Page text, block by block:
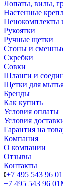
Лопаты, вилы,
Настенные
Пенокомплекты
Рукоятки
Ручные щетки
Сгоны и
Скребки
Совки
Шланги и
Щетки для
Бренды
Как купить
Условия оплаты
Условия
Гарантия на
Компания
О компании
Отзывы
Контакты
+7 495 543 96 01
+7 495 543 96 01